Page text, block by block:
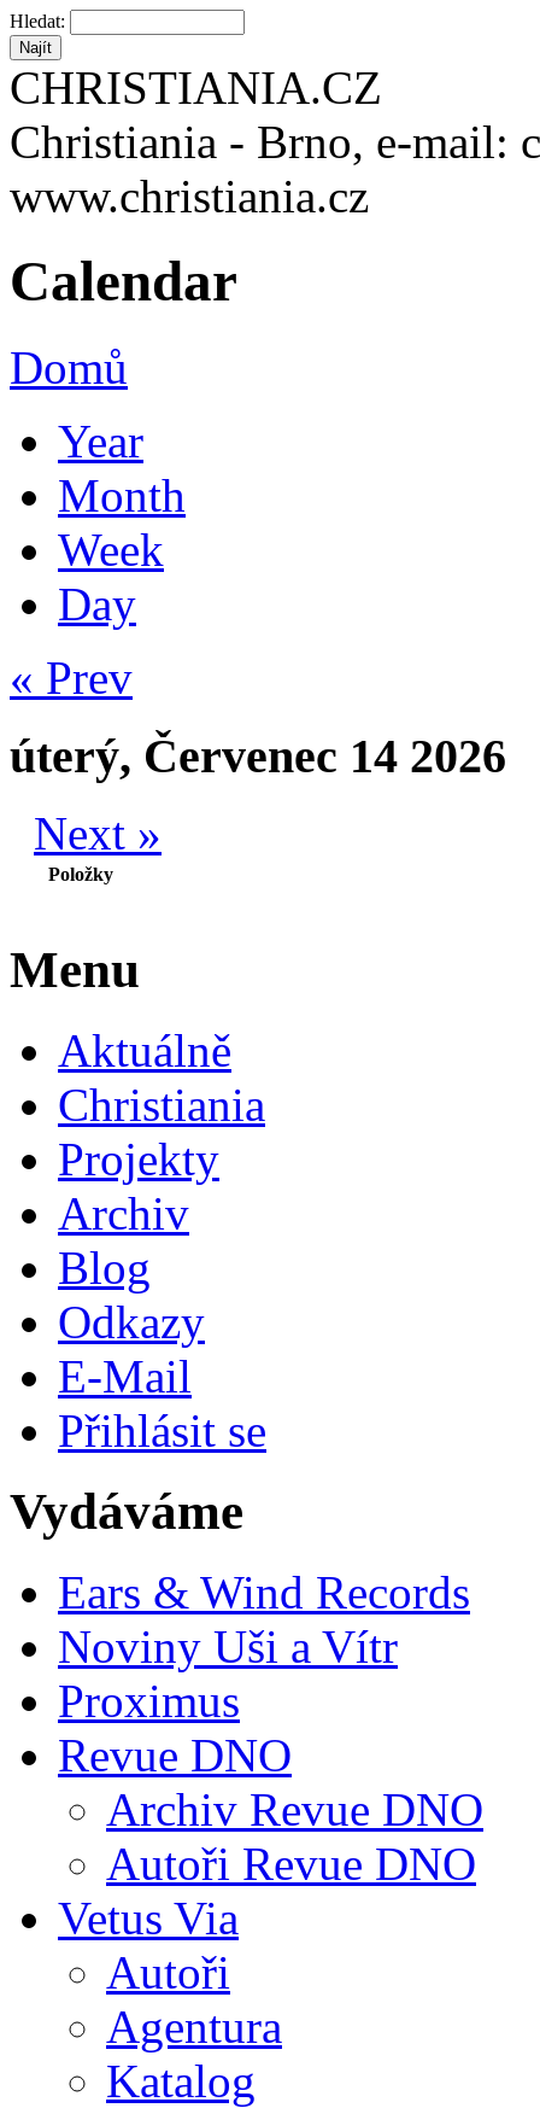
Hledat:
CHRISTIANIA.CZ
Christiania - Brno, e-mail:
www.christiania.cz
Calendar
Domů
Year
Month
Week
Day
« Prev
úterý, Červenec 14 2026
Next »
Položky
Menu
Aktuálně
Christiania
Projekty
Archiv
Blog
Odkazy
E-Mail
Přihlásit se
Vydáváme
Ears & Wind Records
Noviny Uši a Vítr
Proximus
Revue DNO
Archiv Revue DNO
Autoři Revue DNO
Vetus Via
Autoři
Agentura
Katalog